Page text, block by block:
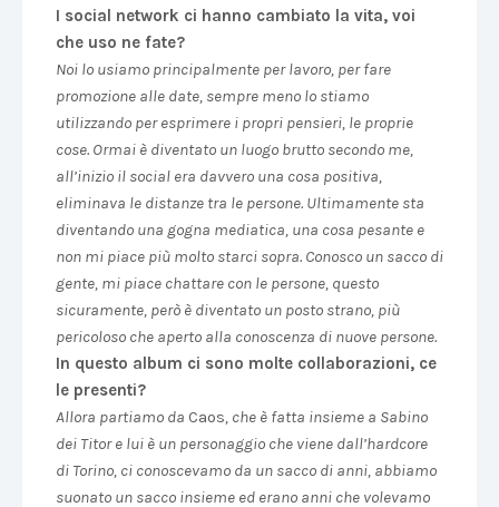
I social network ci hanno cambiato la vita, voi
che uso ne fate?
Noi lo usiamo principalmente per lavoro, per fare
promozione alle date, sempre meno lo stiamo
utilizzando per esprimere i propri pensieri, le proprie
cose. Ormai è diventato un luogo brutto secondo me,
all’inizio il social era davvero una cosa positiva,
eliminava le distanze tra le persone. Ultimamente sta
diventando una gogna mediatica, una cosa pesante e
non mi piace più molto starci sopra. Conosco un sacco di
gente, mi piace chattare con le persone, questo
sicuramente, però è diventato un posto strano, più
pericoloso che aperto alla conoscenza di nuove persone.
In questo album ci sono molte collaborazioni, ce
le presenti?
Allora partiamo da Caos, che è fatta insieme a Sabino
dei Titor e lui è un personaggio che viene dall’hardcore
di Torino, ci conoscevamo da un sacco di anni, abbiamo
suonato un sacco insieme ed erano anni che volevamo